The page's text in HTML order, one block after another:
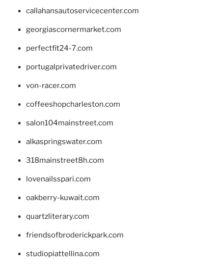
callahansautoservicecenter.com
georgiascornermarket.com
perfectfit24-7.com
portugalprivatedriver.com
von-racer.com
coffeeshopcharleston.com
salon104mainstreet.com
alkaspringswater.com
318mainstreet8h.com
lovenailsspari.com
oakberry-kuwait.com
quartzliterary.com
friendsofbroderickpark.com
studiopiattellina.com